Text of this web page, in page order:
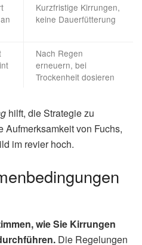
Kurzfristige Kirrungen,
keine Dauerfütterung
Nach Regen
erneuern, bei
Trockenheit dosieren
hilft, die Strategie zu
von Fuchs,
im revier hoch.
wie Sie Kirrungen
Die Regelungen